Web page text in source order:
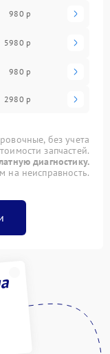
980 р
5980 р
980 р
2980 р
без учета
запчастей.
диагностику.
на неисправность.